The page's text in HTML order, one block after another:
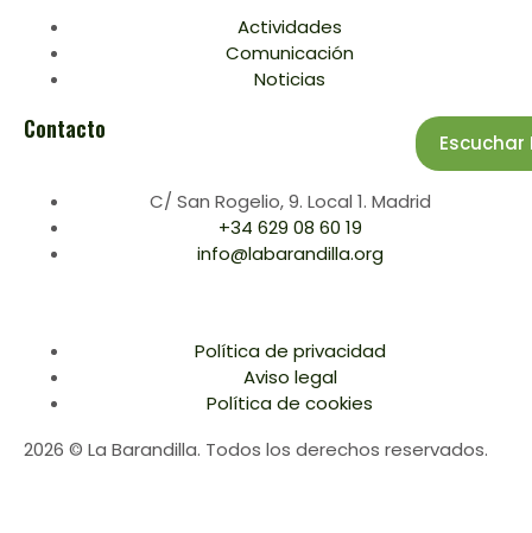
Actividades
Comunicación
Noticias
Contacto
C/ San Rogelio, 9. Local 1. Madrid
+34 629 08 60 19
info@labarandilla.org
Escuchar
2026 © La Barandilla. Todos los derechos reservados.
Política de privacidad
Aviso legal
Política de cookies